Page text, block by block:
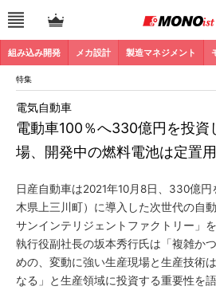
組み込み開発 メカ設計 製造マネジメント
特集
電動車100％へ330億円を投資
場、開発中の燃料電池は定置
電気自動車
日産自動車は2021年10月8日、330億
木県上三川町）に導入した次世代の自
サンインテリジェントファクトリー」
執行役副社長の坂本秀行氏は「複雑か
めの、変動に強い生産現場と生産技術
なる」と生産領域に投資する重要性を語